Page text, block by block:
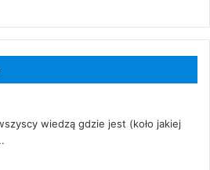
wiedzą gdzie jest (koło jakiej